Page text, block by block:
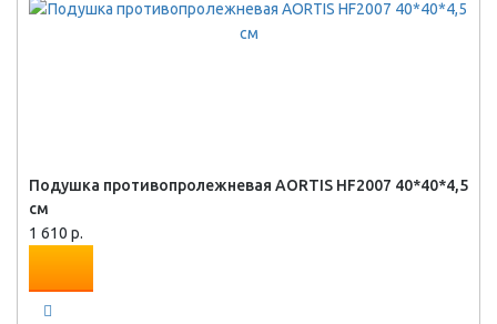
Подушка противопролежневая AORTIS HF2007 40*40*4,5
см
1 610 р.